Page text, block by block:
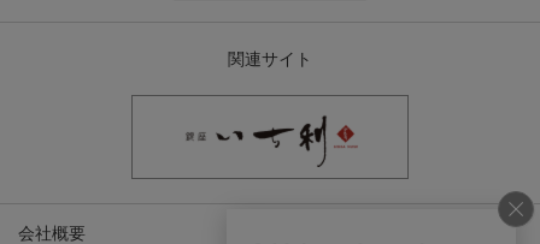
関連サイト
会社概要